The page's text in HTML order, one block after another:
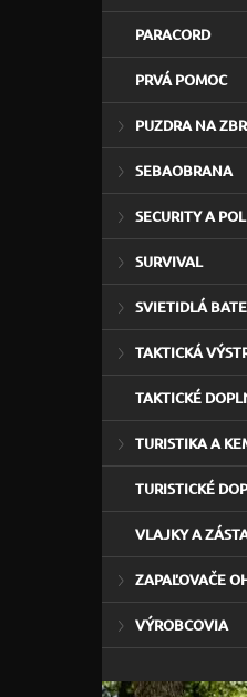
PARACORD
PRVÁ POMOC
PUZDRA NA
SEBAOBRANA
SECURITY A
SURVIVAL
SVIETIDLÁ
TAKTICKÁ
TAKTICKÉ
TURISTIKA A
TURISTICKÉ
VLAJKY A
ZAPAĽOVAČE
VÝROBCOVIA